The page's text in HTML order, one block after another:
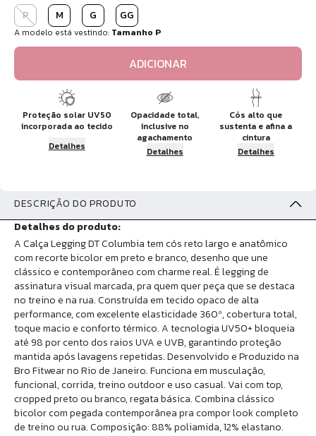
P M G GG
A modelo está vestindo: Tamanho P
ADICIONAR
Proteção solar UV50
incorporada ao tecido
Detalhes
Opacidade total,
inclusive no
agachamento
Detalhes
Cós alto que
sustenta e afina a
cintura
Detalhes
DESCRIÇÃO DO PRODUTO
Detalhes do produto:
A Calça Legging DT Columbia tem cós reto largo e anatômico
com recorte bicolor em preto e branco, desenho que une
clássico e contemporâneo com charme real. É legging de
assinatura visual marcada, pra quem quer peça que se destaca
no treino e na rua. Construída em tecido opaco de alta
performance, com excelente elasticidade 360º, cobertura total,
toque macio e conforto térmico. A tecnologia UV50+ bloqueia
até 98 por cento dos raios UVA e UVB, garantindo proteção
mantida após lavagens repetidas. Desenvolvido e Produzido na
Bro Fitwear no Rio de Janeiro. Funciona em musculação,
funcional, corrida, treino outdoor e uso casual. Vai com top,
cropped preto ou branco, regata básica. Combina clássico
bicolor com pegada contemporânea pra compor look completo
de treino ou rua. Composição: 88% poliamida, 12% elastano.